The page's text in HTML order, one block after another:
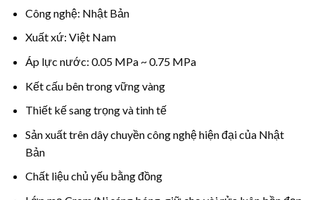
Công nghệ: Nhật Bản
Xuất xứ: Việt Nam
Áp lực nước: 0.05 MPa ~ 0.75 MPa
Kết cấu bên trong vững vàng
Thiết kế sang trọng và tinh tế
Sản xuất trên dây chuyền công nghệ hiện đại của Nhật
Bản
Chất liệu chủ yếu bằng đồng